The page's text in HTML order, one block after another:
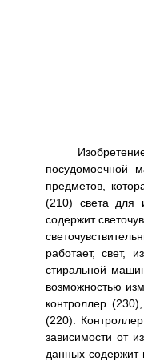
посудомоечной
предметов,
(210) света для
содержит
работает, свет,
стиральной
возможностью
контроллер
(220).
зависимости от
данных содержит